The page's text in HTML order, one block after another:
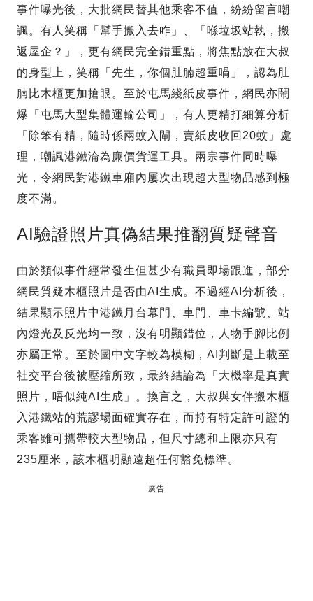
事件曝光後，大批網民替其他乘客不值，紛紛留言嘲
諷。有人笑稱「幫手搬入去咋」、「喺垃圾站執，搬
返屋企？」，更有網民完全錯重點，將焦點放在大叔
的身型上，笑稱「先生，你個肚腩超重喎」，認為肚
腩比木櫃更加搶眼。至於屯馬綫紙皮事件，網民亦鬧
爆「屯馬大型集體運輸公司」，有人更精打細算分析
「除笨有精，隨時係兩蚊入閘，賣紙皮收回20蚊」處
理，嘲諷港鐵淪為廉價貨運工具。兩宗事件同時曝
光，令網民對港鐵車廂內屢次出現超大型物品感到極
度不滿。
AI驗證照片真偽結果推翻質疑聲音
由於類似事件經常發生但甚少有職員即場跟進，部分
網民質疑木櫃照片是否由AI生成。不過經AI分析後，
結果顯示照片中港鐵月台幕門、車門、車卡編號、站
內燈光及反光均一致，沒有明顯錯位，人物手腳比例
亦屬正常。至於圖中文字較為模糊，AI判斷是上載至
社交平台後被壓縮所致，最終結論為「大機率是真實
照片，唔似純AI生成」。換言之，大叔與女伴搬木櫃
入港鐵站的荒謬場面確實存在，而持有特定許可證的
乘客雖可攜帶較大型物品，但尺寸總和上限亦只有
235厘米，該木櫃明顯遠超任何豁免標準。
廣告